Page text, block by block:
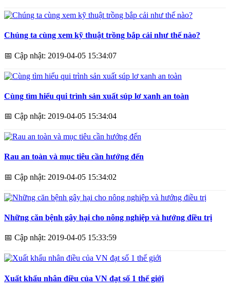
Chúng ta cùng xem kỹ thuật trồng bắp cải như thế nào?
📅 Cập nhật: 2019-04-05 15:34:07
Cùng tìm hiểu qui trình sản xuất súp lơ xanh an toàn
📅 Cập nhật: 2019-04-05 15:34:04
Rau an toàn và mục tiêu cần hướng đến
📅 Cập nhật: 2019-04-05 15:34:02
Những căn bệnh gây hại cho nông nghiệp và hướng điều trị
📅 Cập nhật: 2019-04-05 15:33:59
Xuất khẩu nhân điều của VN đạt số 1 thế giới